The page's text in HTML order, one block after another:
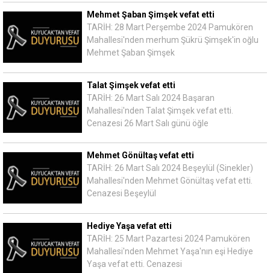
Mehmet Şaban Şimşek vefat etti
TARİH: 28 Mart Perşembe 2024 Pamukören
Mahallesi'nden merhum Şükrü Şimşek'in oğlu
Mehmet Şaban Şimşek
Talat Şimşek vefat etti
TARİH: 26 Mart Salı 2024 Başaran
Mahallesi'nden Talat Şimşek vefat etti.
Cenazesi 26 Mart Salı günü öğle
Mehmet Gönültaş vefat etti
TARİH: 26 Mart Salı 2024 Beşeylül (Sinekler)
Mahallesi'nden Mehmet Gönültaş vefat etti.
Cenazesi Beşeylül
Hediye Yaşa vefat etti
TARİH: 25 Mart Pazartesi 2024 Pamukören
Mahallesi'nden Mehmet Yaşa'nın eşi Hediye
Yaşa vefat etti. Cenazesi